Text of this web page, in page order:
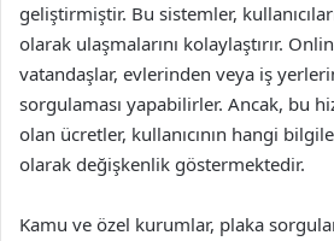
geliştirmiştir. Bu sistemler,
olarak ulaşmalarını kolaylaştırır.
vatandaşlar, evlerinden veya iş
sorgulaması yapabilirler. Ancak, bu
olan ücretler, kullanıcının hangi
olarak değişkenlik göstermektedir.
Kamu ve özel kurumlar, plaka